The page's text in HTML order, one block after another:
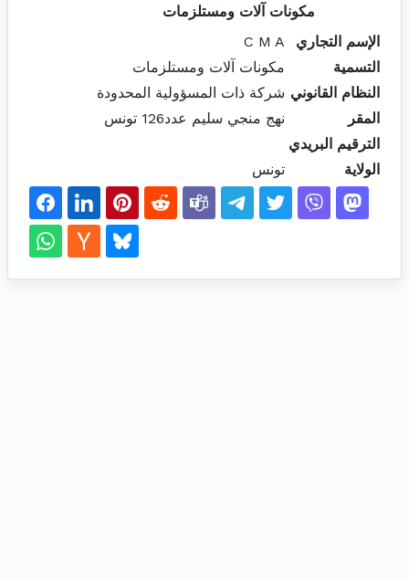
مكونات آلات ومستلزمات
الإسم التجاري
C M A
التسمية
مكونات آلات ومستلزمات
النظام القانوني شركة ذات المسؤولية المحدودة
المقر
نهج منجي سليم عدد126 تونس
الترقيم البريدي
الولاية
تونس